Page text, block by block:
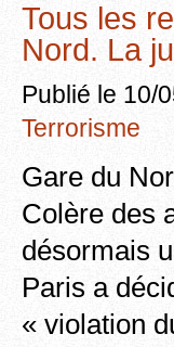
Tous les
Nord. La
Publié le 10/
Terrorisme
Gare du
Colère des
désormais
Paris a
« violation